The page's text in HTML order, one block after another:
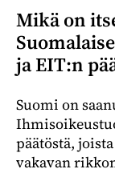
Mikä on
ja EIT:n
Suomi on
päätöstä,
vakavan